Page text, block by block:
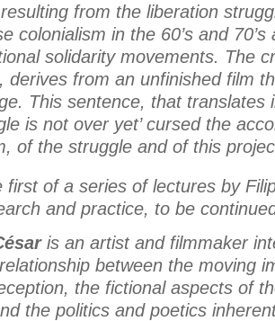
from the liberation
colonialism in the 60’s and
solidarity movements. The
derives from an unfinished film
This sentence, that translates
is not over yet’ cursed the
of the struggle and of this
first of a series of lectures by
and practice, to be
is an artist and filmmaker
between the moving
the fictional aspects of
the politics and poetics